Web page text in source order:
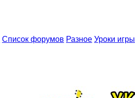
Список форумов Разное Уроки игры